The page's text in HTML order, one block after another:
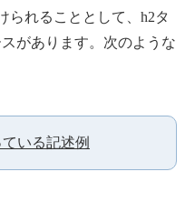
られることとして、h2タ
があります。次のような
いる記述例